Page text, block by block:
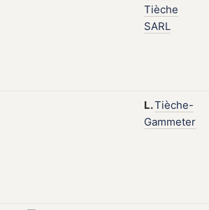
Tièche
SARL
L.Tièche-
Gammeter